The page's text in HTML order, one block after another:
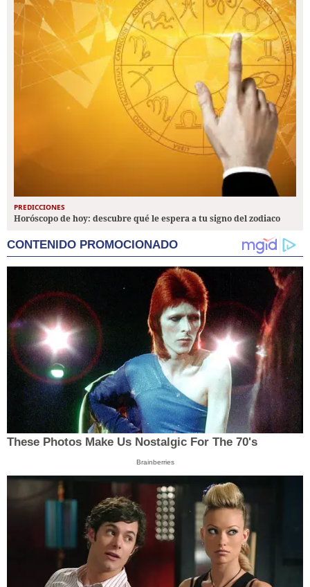
PREDICCIONES
Horóscopo de hoy: descubre qué le espera a tu signo del zodiaco
CONTENIDO PROMOCIONADO
These Photos Make Us Nostalgic For The 70's
Brainberries